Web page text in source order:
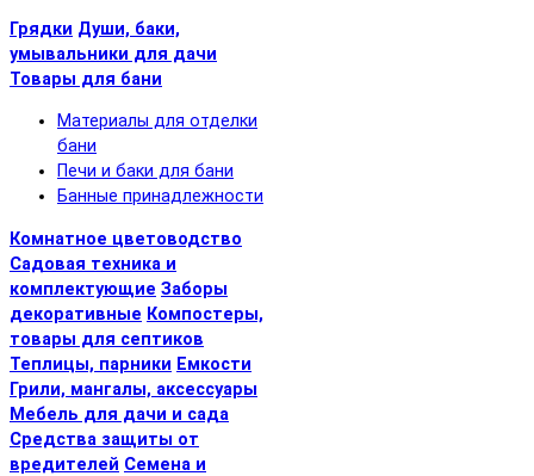
Грядки Души, баки,
умывальники для дачи
Товары для бани
Материалы для отделки
бани
Печи и баки для бани
Банные принадлежности
Комнатное цветоводство
Садовая техника и
комплектующие Заборы
декоративные Компостеры,
товары для септиков
Теплицы, парники Емкости
Грили, мангалы, аксессуары
Мебель для дачи и сада
Средства защиты от
вредителей Семена и